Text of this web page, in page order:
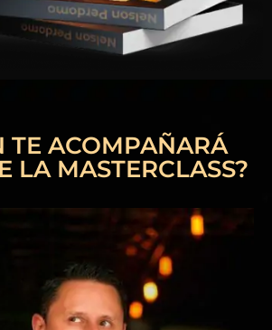
TE ACOMPAÑARÁ
LA MASTERCLASS?